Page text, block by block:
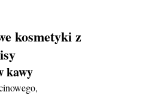
kosmetyki z
kawy